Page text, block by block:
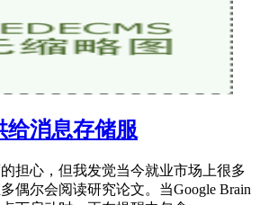
给消息存储服
担心，但我发觉当今就业市场上很多
偶尔会阅读研究论文。当Google Brain